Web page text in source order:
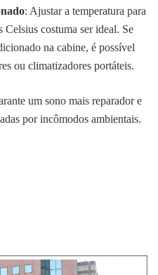
: Ajustar a temperatura para
costuma ser ideal. Se
na cabine, é possível
ou climatizadores portáteis.
um sono mais reparador e
por incômodos ambientais.